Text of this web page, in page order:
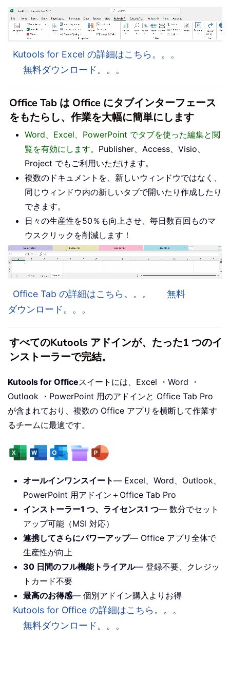
Kutools for Excel の詳細はこちら。。。
無料ダウンロード。。。
Office Tab は Office にタブインターフェース
をもたらし、作業を大幅に簡単にします
Word、Excel、PowerPoint でタブを使った編集と閲
覧を有効にします。 Publisher、Access、Visio、
Project でもご利用いただけます。
複数のドキュメントを、新しいウィンドウではなく、
同じウィンドウ内の新しいタブで開いたり作成したり
できます。
日々の生産性を50％も向上させ、毎日数百回ものマ
ウスクリックを削減します！
Office Tab の詳細はこちら。。。
無料
ダウンロード。。。
すべてのKutools アドインが、たった1 つのイ
ンストーラーで完結。
Kutools for Officeスイートには、Excel ・Word ・
Outlook ・PowerPoint 用のアドインと Office Tab Pro
が含まれており、複数の Office アプリを横断して作業す
るチームに最適です。
オールインワンスイート— Excel、Word、Outlook、
PowerPoint 用アドイン＋Office Tab Pro
インストーラー1 つ、ライセンス1 つ— 数分でセット
アップ可能（MSI 対応）
連携してさらにパワーアップ— Office アプリ全体で
生産性が向上
30 日間のフル機能トライアル— 登録不要、クレジッ
トカード不要
最高のお得感— 個別アドイン購入よりお得
Kutools for Office の詳細はこちら。。。
無料ダウンロード。。。